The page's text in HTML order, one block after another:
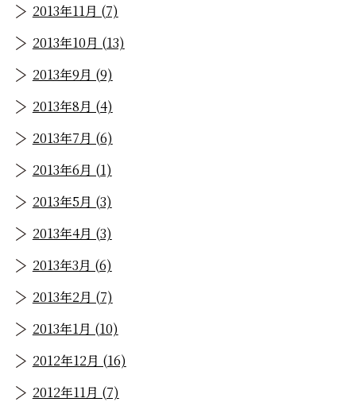
2013年11月 (7)
2013年10月 (13)
2013年9月 (9)
2013年8月 (4)
2013年7月 (6)
2013年6月 (1)
2013年5月 (3)
2013年4月 (3)
2013年3月 (6)
2013年2月 (7)
2013年1月 (10)
2012年12月 (16)
2012年11月 (7)